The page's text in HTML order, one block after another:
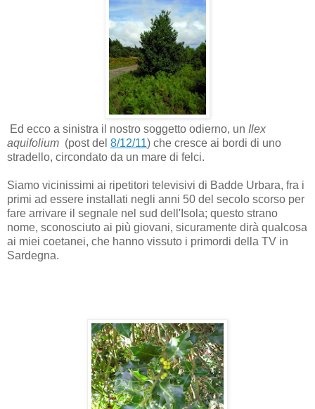
Ed ecco a sinistra il nostro soggetto odierno, un Ilex
aquifolium (post del 8/12/11) che cresce ai bordi di uno
stradello, circondato da un mare di felci.
Siamo vicinissimi ai ripetitori televisivi di Badde Urbara, fra i
primi ad essere installati negli anni 50 del secolo scorso per
fare arrivare il segnale nel sud dell'Isola; questo strano
nome, sconosciuto ai più giovani, sicuramente dirà qualcosa
ai miei coetanei, che hanno vissuto i primordi della TV in
Sardegna.